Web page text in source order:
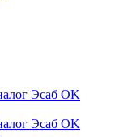
Эсаб OK
Эсаб OK